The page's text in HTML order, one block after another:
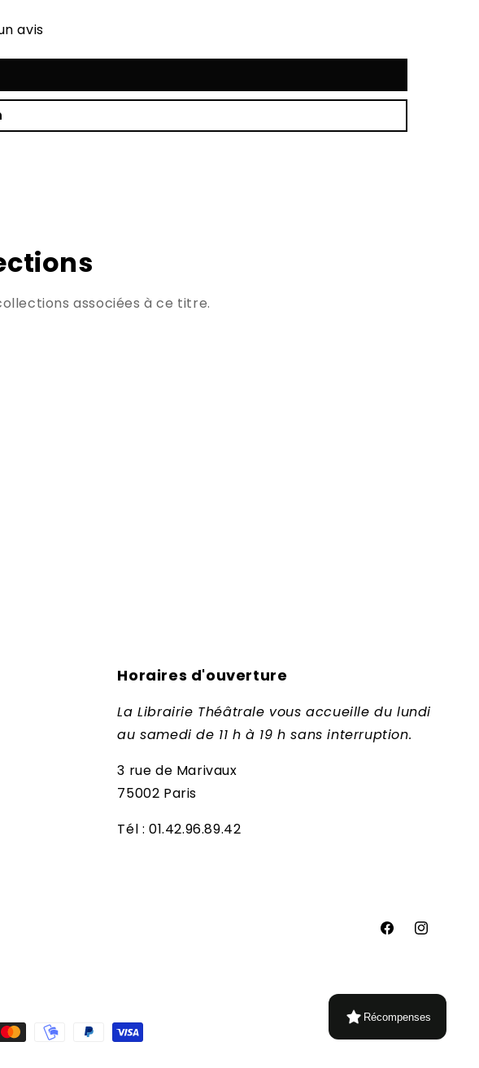
avis
associées à ce titre.
Horaires d'ouverture
La Librairie Théâtrale vous accueille du lundi
au samedi de 11 h à 19 h sans interruption.
3 rue de Marivaux
75002 Paris
Tél : 01.42.96.89.42
FacebookInstagram
Récompenses